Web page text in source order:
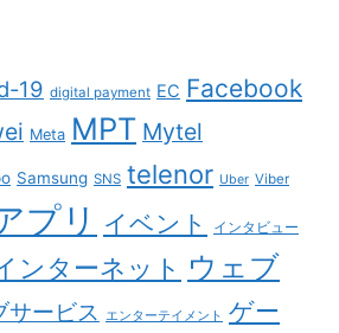
19 digital payment EC Facebook
Meta MPT Mytel
Samsung SNS telenor Uber Viber
プリ イベント インタビュー
ンターネット ウェブ
サービス エンターテイメント ゲー